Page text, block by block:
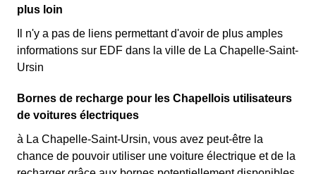
plus loin
Il n'y a pas de liens permettant d'avoir de plus amples
informations sur EDF dans la ville de La Chapelle-Saint-
Ursin
Bornes de recharge pour les Chapellois utilisateurs
de voitures électriques
à La Chapelle-Saint-Ursin, vous avez peut-être la
chance de pouvoir utiliser une voiture électrique et de la